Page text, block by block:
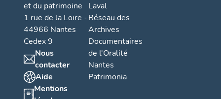
et du patrimoine
1 rue de la Loire -
44966 Nantes
Cedex 9
Nous
contacter
Aide
Mentions
Laval
Réseau des
Archives
Documentaires
de l'Oralité
Nantes
Patrimonia